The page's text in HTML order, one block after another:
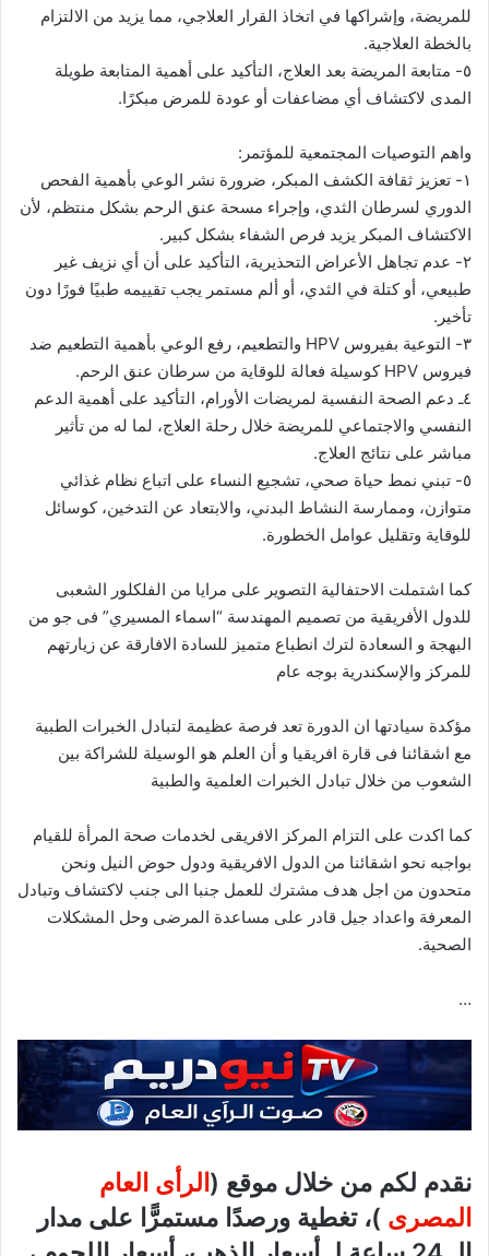
للمريضة، وإشراكها في اتخاذ القرار العلاجي، مما يزيد من الالتزام
بالخطة العلاجية.
٥- متابعة المريضة بعد العلاج، التأكيد على أهمية المتابعة طويلة
المدى لاكتشاف أي مضاعفات أو عودة للمرض مبكرًا.
واهم التوصيات المجتمعية للمؤتمر:
١- تعزيز ثقافة الكشف المبكر، ضرورة نشر الوعي بأهمية الفحص
الدوري لسرطان الثدي، وإجراء مسحة عنق الرحم بشكل منتظم، لأن
الاكتشاف المبكر يزيد فرص الشفاء بشكل كبير.
٢- عدم تجاهل الأعراض التحذيرية، التأكيد على أن أي نزيف غير
طبيعي، أو كتلة في الثدي، أو ألم مستمر يجب تقييمه طبيًا فورًا دون
تأخير.
٣- التوعية بفيروس HPV والتطعيم، رفع الوعي بأهمية التطعيم ضد
فيروس HPV كوسيلة فعالة للوقاية من سرطان عنق الرحم.
٤ـ دعم الصحة النفسية لمريضات الأورام، التأكيد على أهمية الدعم
النفسي والاجتماعي للمريضة خلال رحلة العلاج، لما له من تأثير
مباشر على نتائج العلاج.
٥- تبني نمط حياة صحي، تشجيع النساء على اتباع نظام غذائي
متوازن، وممارسة النشاط البدني، والابتعاد عن التدخين، كوسائل
للوقاية وتقليل عوامل الخطورة.
كما اشتملت الاحتفالية التصوير على مرايا من الفلكلور الشعبى
للدول الأفريقية من تصميم المهندسة “اسماء المسيري” فى جو من
البهجة و السعادة لترك انطباع متميز للسادة الافارقة عن زيارتهم
للمركز والإسكندرية بوجه عام
مؤكدة سيادتها ان الدورة تعد فرصة عظيمة لتبادل الخبرات الطبية
مع اشقائنا فى قارة افريقيا و أن العلم هو الوسيلة للشراكة بين
الشعوب من خلال تبادل الخبرات العلمية والطبية
كما اكدت على التزام المركز الافريقى لخدمات صحة المرأة للقيام
بواجبه نحو اشقائنا من الدول الافريقية ودول حوض النيل ونحن
متحدون من اجل هدف مشترك للعمل جنبا الى جنب لاكتشاف وتبادل
المعرفة واعداد جيل قادر على مساعدة المرضى وحل المشكلات
الصحية.
…
نقدم لكم من خلال موقع ( الرأى العام
المصرى )، تغطية ورصدًا مستمرًّا على مدار